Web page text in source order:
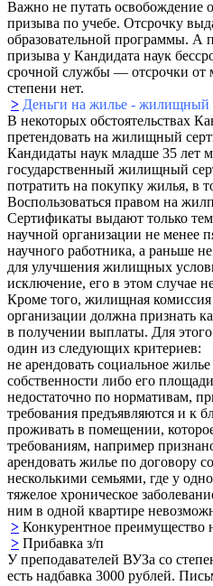
Важно не путать освобождение
призыва по учебе. Отсрочку
образовательной программы. А
призыва у Кандидата наук
срочной службы — отсрочки от
степени нет.
> Деньги на жилье - жилищный
В некоторых обстоятельствах
претендовать на жилищный
Кандидаты наук младше 35 лет
государственный жилищный
потратить на покупку жилья, в
Воспользоваться правом на
Сертификаты выдают только
научной организации не менее
научного работника, а раньше
для улучшения жилищных
исключение, его в этом случае
Кроме того, жилищная комиссия
организации должна признать
в получении выплаты. Для
один из следующих критериев:
не арендовать социальное
собственности либо его
недостаточно по нормативам,
требования предъявляются и к
проживать в помещении,
требованиям, например
арендовать жилье по договору
несколькими семьями, где у
тяжелое хроническое
ним в одной квартире
> Конкурентное преимущество
> Прибавка з/п
У преподавателей ВУЗа со
есть надбавка 3000 рублей.